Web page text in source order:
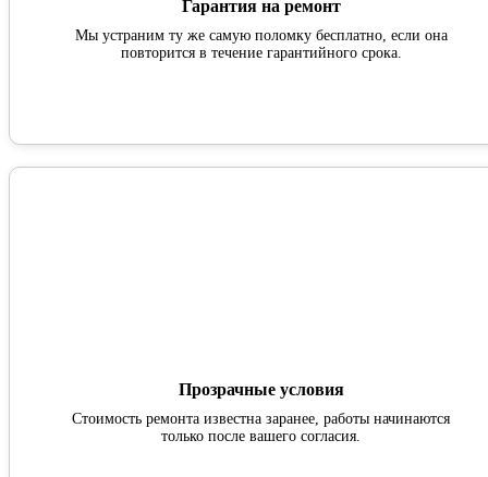
Гарантия на ремонт
Мы устраним ту же самую поломку бесплатно, если она
повторится в течение гарантийного срока.
Прозрачные условия
Стоимость ремонта известна заранее, работы начинаются
только после вашего согласия.